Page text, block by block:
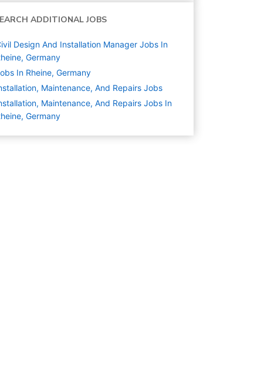
ADDITIONAL JOBS
Design And Installation Manager Jobs In
Germany
In Rheine, Germany
Maintenance, And Repairs Jobs
Maintenance, And Repairs Jobs In
Germany